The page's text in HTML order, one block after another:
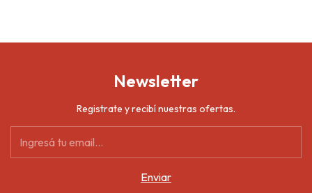
Newsletter
Registrate y recibí nuestras ofertas.